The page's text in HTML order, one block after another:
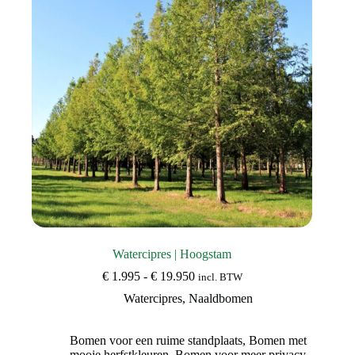
worden
op
de
productpagina
Watercipres | Hoogstam
€1.995 - €19.950Prijsklasse:
tot
incl. BTW
Watercipres, Naaldbomen
Bomen voor een ruime standplaats, Bomen met